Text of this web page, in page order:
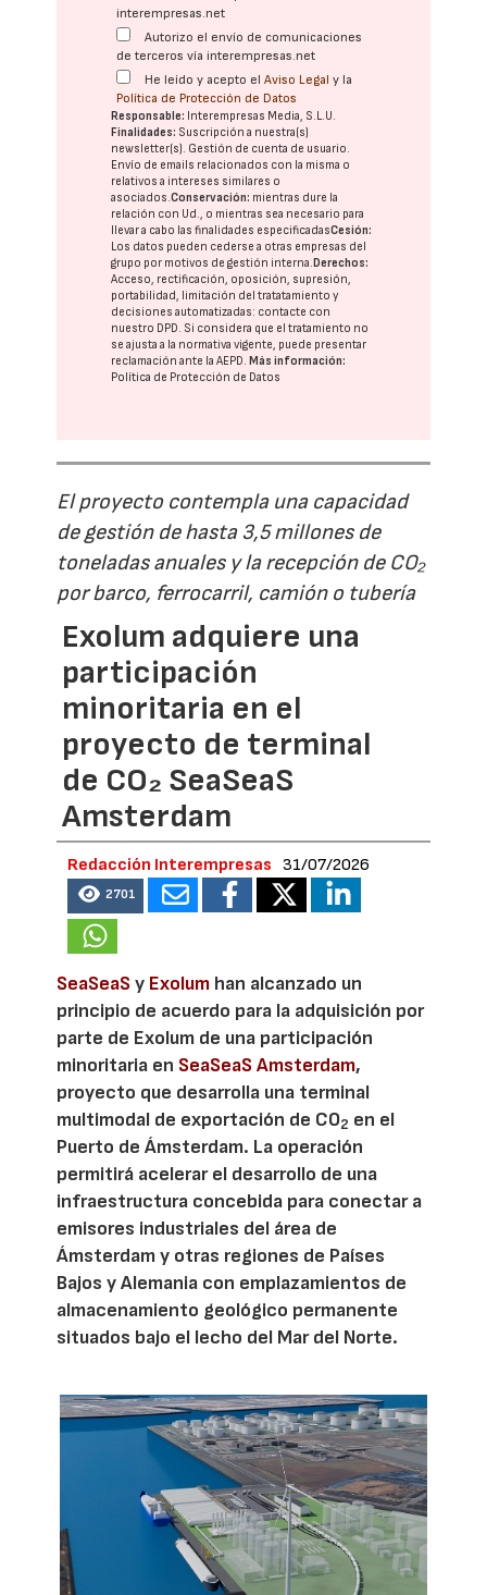
interempresas.net
Autorizo el envío de comunicaciones
de terceros vía interempresas.net
He leído y acepto elAviso Legal y la
Política de Protección de Datos
Responsable: Interempresas Media, S.L.U.
Finalidades: Suscripción a nuestra(s)
newsletter(s). Gestión de cuenta de usuario.
Envío de emails relacionados con la misma o
relativos a intereses similares o
asociados.Conservación: mientras dure la
relación con Ud., o mientras sea necesario para
llevar a cabo las finalidades especificadasCesión:
Los datos pueden cederse a otras empresas del
grupo por motivos de gestión interna.Derechos:
Acceso, rectificación, oposición, supresión,
portabilidad, limitación del tratatamiento y
decisiones automatizadas: contacte con
nuestro DPD . Si considera que el tratamiento no
se ajusta a la normativa vigente, puede presentar
reclamación ante laAEPD .Más información:
Política de Protección de Datos
El proyecto contempla una capacidad
de gestión de hasta 3,5 millones de
toneladas anuales y la recepción de CO₂
por barco, ferrocarril, camión o tubería
Exolum adquiere una
participación
minoritaria en el
proyecto de terminal
de CO₂ SeaSeaS
Amsterdam
Redacción Interempresas 31/07/2026
2701
SeaSeaSy Exolum han alcanzado un
principio de acuerdo para la adquisición por
parte de Exolum de una participación
minoritaria en SeaSeaS Amsterdam,
proyecto que desarrolla una terminal
multimodal de exportación de CO2 en el
Puerto de Ámsterdam. La operación
permitirá acelerar el desarrollo de una
infraestructura concebida para conectar a
emisores industriales del área de
Ámsterdam y otras regiones de Países
Bajos y Alemania con emplazamientos de
almacenamiento geológico permanente
situados bajo el lecho del Mar del Norte.